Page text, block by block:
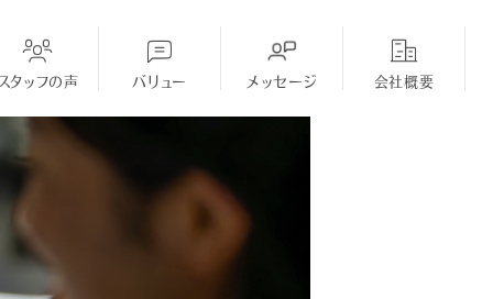
ディーラー
タッフの声 バリュー メッセージ 会社概要